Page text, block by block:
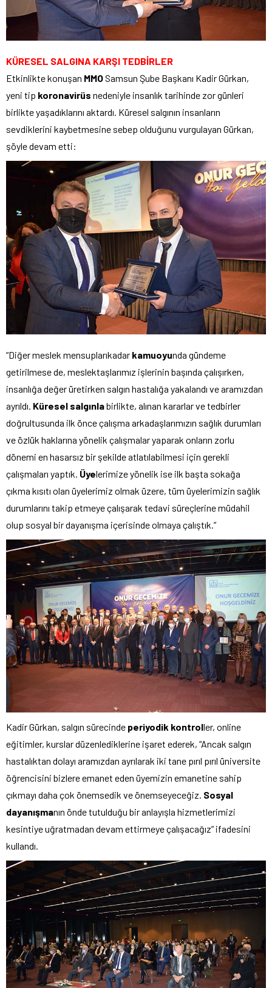
KÜRESEL SALGINA KARŞI TEDBİRLER
Etkinlikte konuşan MMOSamsun Şube Başkanı Kadir Gürkan,
yeni tip koronavirüs nedeniyle insanlık tarihinde zor günleri
birlikte yaşadıklarını aktardı. Küresel salgının insanların
sevdiklerini kaybetmesine sebep olduğunu vurgulayan Gürkan,
şöyle devam etti:
“Diğer meslek mensuplarıkadar kamuoyunda gündeme
getirilmese de, meslektaşlarımız işlerinin başında çalışırken,
insanlığa değer üretirken salgın hastalığa yakalandı ve aramızdan
ayrıldı. Küresel salgınlabirlikte, alınan kararlar ve tedbirler
doğrultusunda ilk önce çalışma arkadaşlarımızın sağlık durumları
ve özlük haklarına yönelik çalışmalar yaparak onların zorlu
dönemi en hasarsız bir şekilde atlatılabilmesi için gerekli
çalışmaları yaptık. Üyelerimize yönelik ise ilk başta sokağa
çıkma kısıtı olan üyelerimiz olmak üzere, tüm üyelerimizin sağlık
durumlarını takip etmeye çalışarak tedavi süreçlerine müdahil
olup sosyal bir dayanışma içerisinde olmaya çalıştık.”
Kadir Gürkan, salgın sürecinde periyodik kontroller, online
eğitimler, kurslar düzenlediklerine işaret ederek, “Ancak salgın
hastalıktan dolayı aramızdan ayrılarak iki tane pırıl pırıl üniversite
öğrencisini bizlere emanet eden üyemizin emanetine sahip
çıkmayı daha çok önemsedik ve önemseyeceğiz. Sosyal
dayanışmanın önde tutulduğu bir anlayışla hizmetlerimizi
kesintiye uğratmadan devam ettirmeye çalışacağız” ifadesini
kullandı.